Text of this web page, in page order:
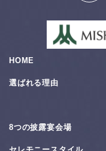
HOME
選ばれる理由
8つの披露宴会場